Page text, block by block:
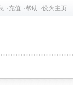
·充值 ·帮助 ·设为主页